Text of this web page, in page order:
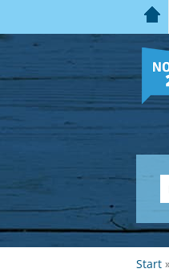
Start